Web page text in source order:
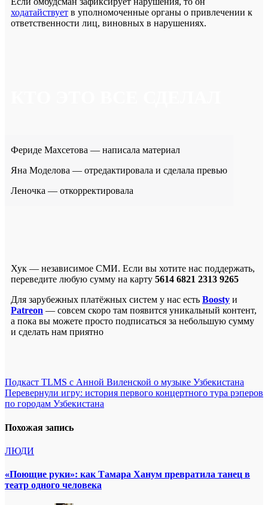
ходатайствует в уполномоченные органы о привлечении к
ответственности лиц, виновных в нарушениях.
Фериде Махсетова — написала материал
Яна Моделова — отредактировала и сделала превью
Леночка — откорректировала
Хук — независимое СМИ. Если вы хотите нас поддержать,
переведите любую сумму на карту 5614 6821 2313 9265
Для зарубежных платёжных систем у нас есть Boosty и
Patreon — совсем скоро там появится уникальный контент,
а пока вы можете просто подписаться за небольшую сумму
и сделать нам приятно
Навигация
по
Подкаст TLMS с Анной Виленской о музыке Узбекистана
Перевернули игру: история первого концертного тура рэперов
по городам Узбекистана
Похожая запись
ЛЮДИ
«Поющие руки»: как Тамара Ханум превратила танец в
театр одного человека